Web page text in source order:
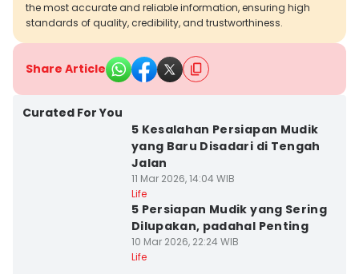
the most accurate and reliable information, ensuring high
standards of quality, credibility, and trustworthiness.
Share Article
Curated For You
5 Kesalahan Persiapan Mudik
yang Baru Disadari di Tengah
Jalan
11 Mar 2026, 14:04 WIB
Life
5 Persiapan Mudik yang Sering
Dilupakan, padahal Penting
10 Mar 2026, 22:24 WIB
Life